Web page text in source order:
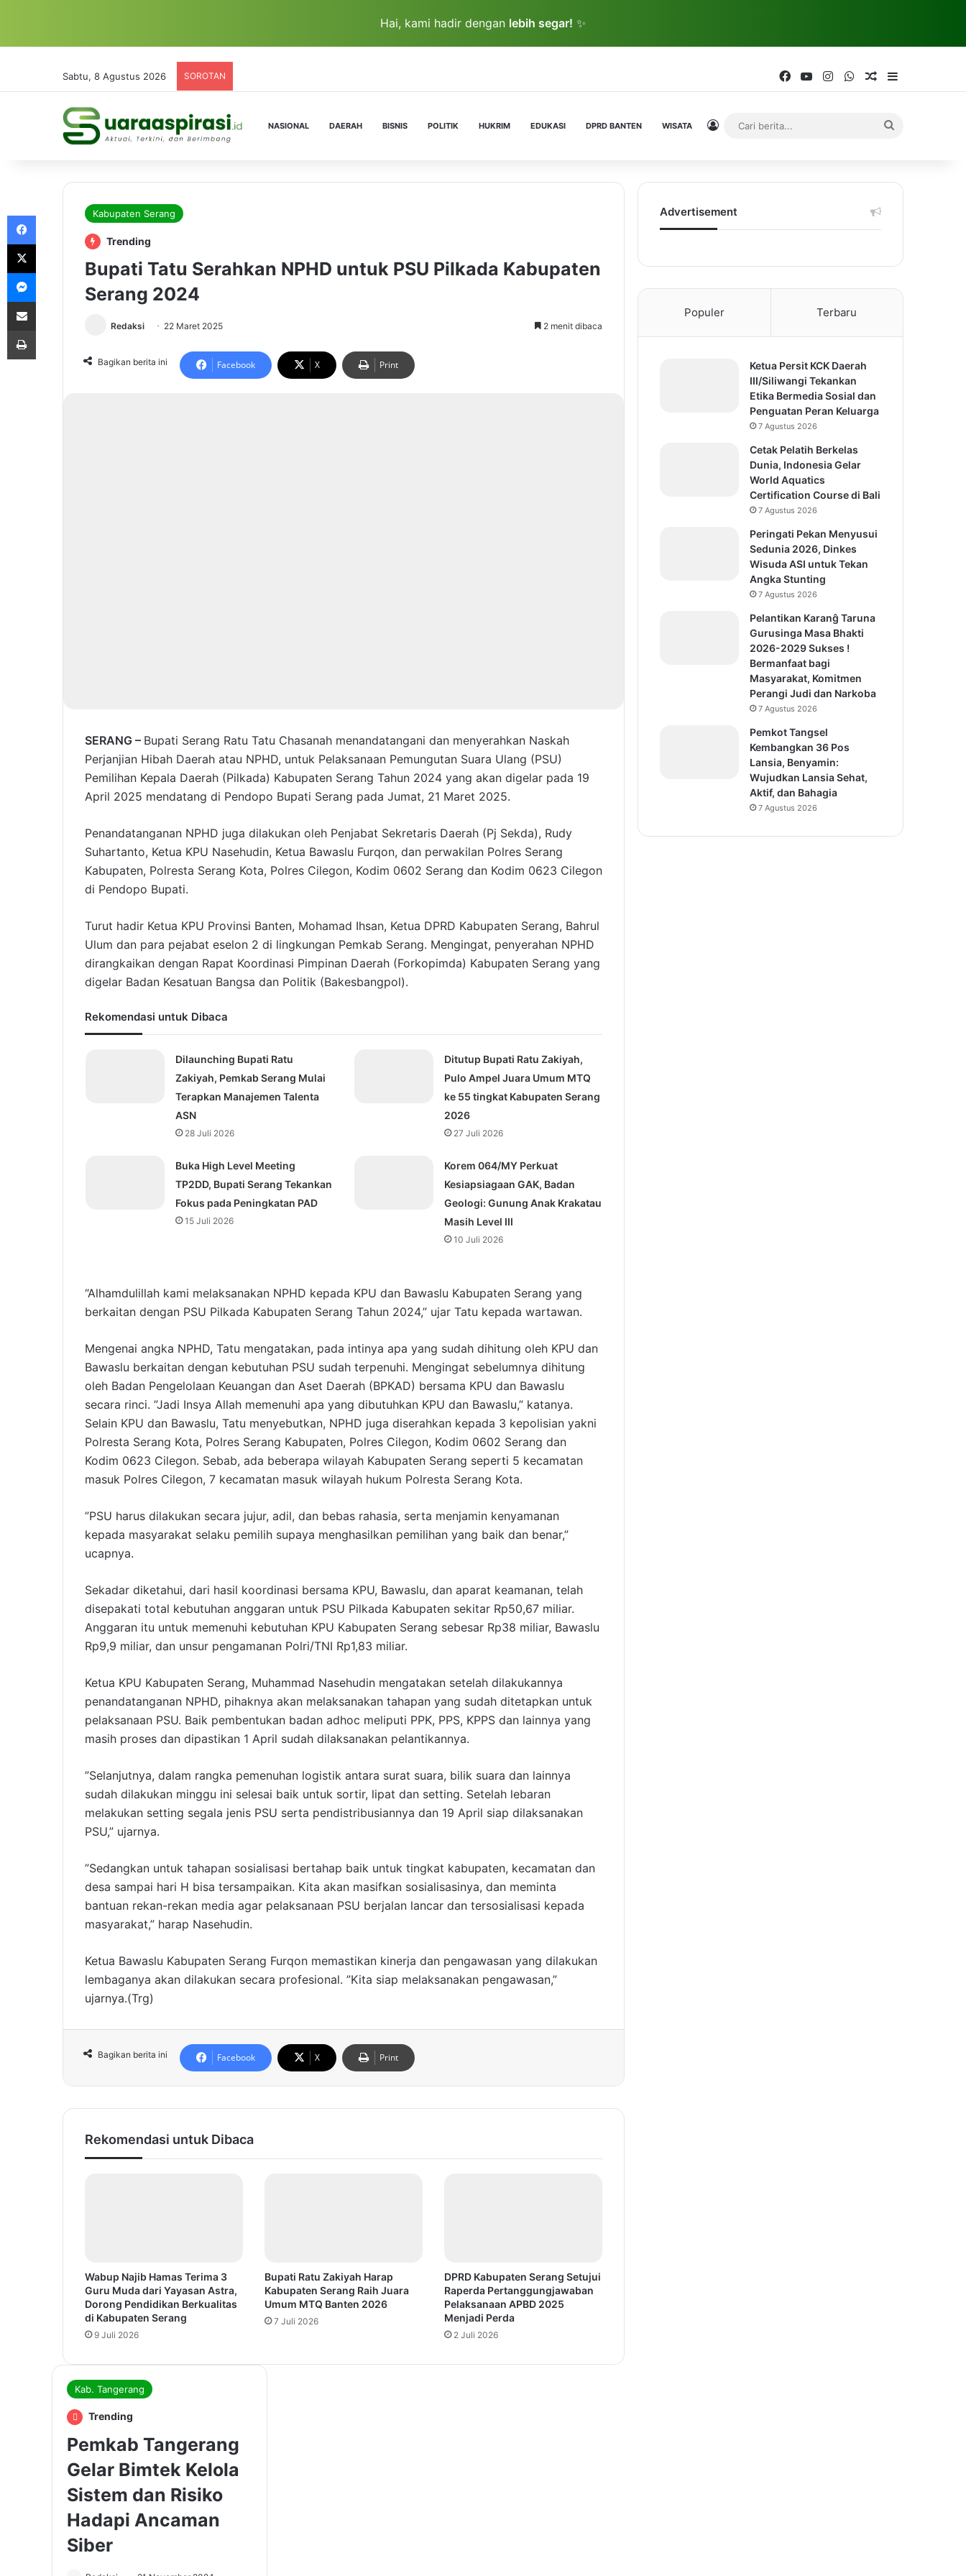
Hai, kami hadir dengan lebih segar! ✨
Sabtu, 8 Agustus 2026 SOROTAN FacebookYouTubeInstagramWhatsAppRandom Article
NASIONAL DAERAH BISNIS POLITIK HUKRIM EDUKASI DPRD BANTEN WISATA Log In
Kabupaten Serang
Trending
Bupati Tatu Serahkan NPHD untuk PSU Pilkada Kabupaten
Serang 2024
Redaksi 22 Maret 2025 2 menit dibaca
Bagikan berita ini Facebook X Print
SERANG – Bupati Serang Ratu Tatu Chasanah menandatangani dan menyerahkan Naskah
Perjanjian Hibah Daerah atau NPHD, untuk Pelaksanaan Pemungutan Suara Ulang (PSU)
Pemilihan Kepala Daerah (Pilkada) Kabupaten Serang Tahun 2024 yang akan digelar pada 19
April 2025 mendatang di Pendopo Bupati Serang pada Jumat, 21 Maret 2025.
Penandatanganan NPHD juga dilakukan oleh Penjabat Sekretaris Daerah (Pj Sekda), Rudy
Suhartanto, Ketua KPU Nasehudin, Ketua Bawaslu Furqon, dan perwakilan Polres Serang
Kabupaten, Polresta Serang Kota, Polres Cilegon, Kodim 0602 Serang dan Kodim 0623 Cilegon
di Pendopo Bupati.
Turut hadir Ketua KPU Provinsi Banten, Mohamad Ihsan, Ketua DPRD Kabupaten Serang, Bahrul
Ulum dan para pejabat eselon 2 di lingkungan Pemkab Serang. Mengingat, penyerahan NPHD
dirangkaikan dengan Rapat Koordinasi Pimpinan Daerah (Forkopimda) Kabupaten Serang yang
digelar Badan Kesatuan Bangsa dan Politik (Bakesbangpol).
Rekomendasi untuk Dibaca
Dilaunching Bupati Ratu
Zakiyah, Pemkab Serang Mulai
Terapkan Manajemen Talenta
ASN
28 Juli 2026
Ditutup Bupati Ratu Zakiyah,
Pulo Ampel Juara Umum MTQ
ke 55 tingkat Kabupaten Serang
2026
27 Juli 2026
Buka High Level Meeting
TP2DD, Bupati Serang Tekankan
Fokus pada Peningkatan PAD
15 Juli 2026
Korem 064/MY Perkuat
Kesiapsiagaan GAK, Badan
Geologi: Gunung Anak Krakatau
Masih Level III
10 Juli 2026
“Alhamdulillah kami melaksanakan NPHD kepada KPU dan Bawaslu Kabupaten Serang yang
berkaitan dengan PSU Pilkada Kabupaten Serang Tahun 2024,” ujar Tatu kepada wartawan.
Mengenai angka NPHD, Tatu mengatakan, pada intinya apa yang sudah dihitung oleh KPU dan
Bawaslu berkaitan dengan kebutuhan PSU sudah terpenuhi. Mengingat sebelumnya dihitung
oleh Badan Pengelolaan Keuangan dan Aset Daerah (BPKAD) bersama KPU dan Bawaslu
secara rinci. ”Jadi Insya Allah memenuhi apa yang dibutuhkan KPU dan Bawaslu,” katanya.
Selain KPU dan Bawaslu, Tatu menyebutkan, NPHD juga diserahkan kepada 3 kepolisian yakni
Polresta Serang Kota, Polres Serang Kabupaten, Polres Cilegon, Kodim 0602 Serang dan
Kodim 0623 Cilegon. Sebab, ada beberapa wilayah Kabupaten Serang seperti 5 kecamatan
masuk Polres Cilegon, 7 kecamatan masuk wilayah hukum Polresta Serang Kota.
”PSU harus dilakukan secara jujur, adil, dan bebas rahasia, serta menjamin kenyamanan
kepada masyarakat selaku pemilih supaya menghasilkan pemilihan yang baik dan benar,”
ucapnya.
Sekadar diketahui, dari hasil koordinasi bersama KPU, Bawaslu, dan aparat keamanan, telah
disepakati total kebutuhan anggaran untuk PSU Pilkada Kabupaten sekitar Rp50,67 miliar.
Anggaran itu untuk memenuhi kebutuhan KPU Kabupaten Serang sebesar Rp38 miliar, Bawaslu
Rp9,9 miliar, dan unsur pengamanan Polri/TNI Rp1,83 miliar.
Ketua KPU Kabupaten Serang, Muhammad Nasehudin mengatakan setelah dilakukannya
penandatanganan NPHD, pihaknya akan melaksanakan tahapan yang sudah ditetapkan untuk
pelaksanaan PSU. Baik pembentukan badan adhoc meliputi PPK, PPS, KPPS dan lainnya yang
masih proses dan dipastikan 1 April sudah dilaksanakan pelantikannya.
”Selanjutnya, dalam rangka pemenuhan logistik antara surat suara, bilik suara dan lainnya
sudah dilakukan minggu ini selesai baik untuk sortir, lipat dan setting. Setelah lebaran
melakukan setting segala jenis PSU serta pendistribusiannya dan 19 April siap dilaksanakan
PSU,” ujarnya.
”Sedangkan untuk tahapan sosialisasi bertahap baik untuk tingkat kabupaten, kecamatan dan
desa sampai hari H bisa tersampaikan. Kita akan masifkan sosialisasinya, dan meminta
bantuan rekan-rekan media agar pelaksanaan PSU berjalan lancar dan tersosialisasi kepada
masyarakat,” harap Nasehudin.
Ketua Bawaslu Kabupaten Serang Furqon memastikan kinerja dan pengawasan yang dilakukan
lembaganya akan dilakukan secara profesional. ”Kita siap melaksanakan pengawasan,”
ujarnya.(Trg)
Bagikan berita ini Facebook X Print
Rekomendasi untuk Dibaca
Wabup Najib Hamas Terima 3
Guru Muda dari Yayasan Astra,
Dorong Pendidikan Berkualitas
di Kabupaten Serang
9 Juli 2026
Bupati Ratu Zakiyah Harap
Kabupaten Serang Raih Juara
Umum MTQ Banten 2026
7 Juli 2026
DPRD Kabupaten Serang Setujui
Raperda Pertanggungjawaban
Pelaksanaan APBD 2025
Menjadi Perda
2 Juli 2026
Advertisement
Populer Terbaru
Ketua Persit KCK Daerah
III/Siliwangi Tekankan
Etika Bermedia Sosial dan
Penguatan Peran Keluarga
7 Agustus 2026
Cetak Pelatih Berkelas
Dunia, Indonesia Gelar
World Aquatics
Certification Course di Bali
7 Agustus 2026
Peringati Pekan Menyusui
Sedunia 2026, Dinkes
Wisuda ASI untuk Tekan
Angka Stunting
7 Agustus 2026
Pelantikan Karanĝ Taruna
Gurusinga Masa Bhakti
2026-2029 Sukses !
Bermanfaat bagi
Masyarakat, Komitmen
Perangi Judi dan Narkoba
7 Agustus 2026
Pemkot Tangsel
Kembangkan 36 Pos
Lansia, Benyamin:
Wujudkan Lansia Sehat,
Aktif, dan Bahagia
7 Agustus 2026
Messenger